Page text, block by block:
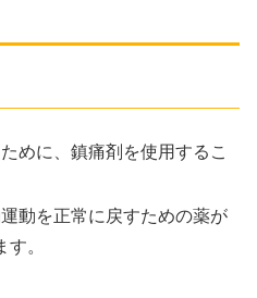
めに、鎮痛剤を使用するこ
動を正常に戻すための薬が
。